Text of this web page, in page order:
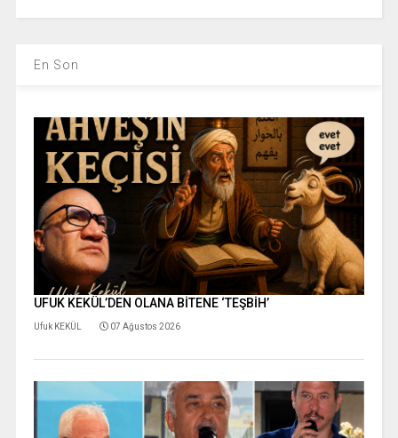
En Son
UFUK KEKÜL’DEN OLANA BİTENE ‘TEŞBİH’
Ufuk KEKÜL 07 Ağustos 2026